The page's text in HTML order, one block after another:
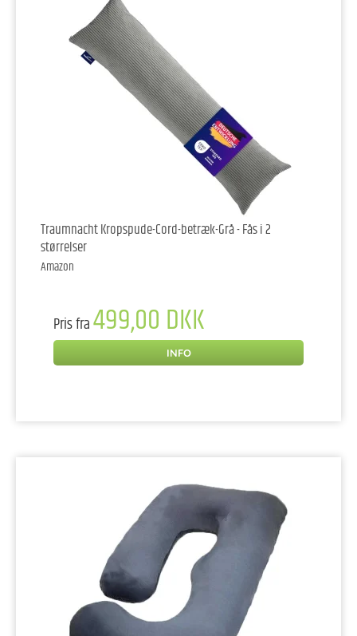
Traumnacht Kropspude-Cord-betræk-Grå - Fås i 2
størrelser
Amazon
Pris fra499,00 DKK
INFO